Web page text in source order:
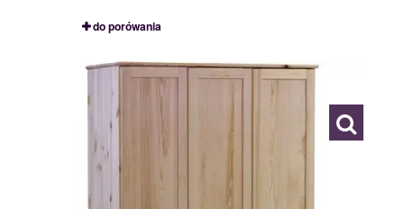
do porówania
SZAFA 120
109773